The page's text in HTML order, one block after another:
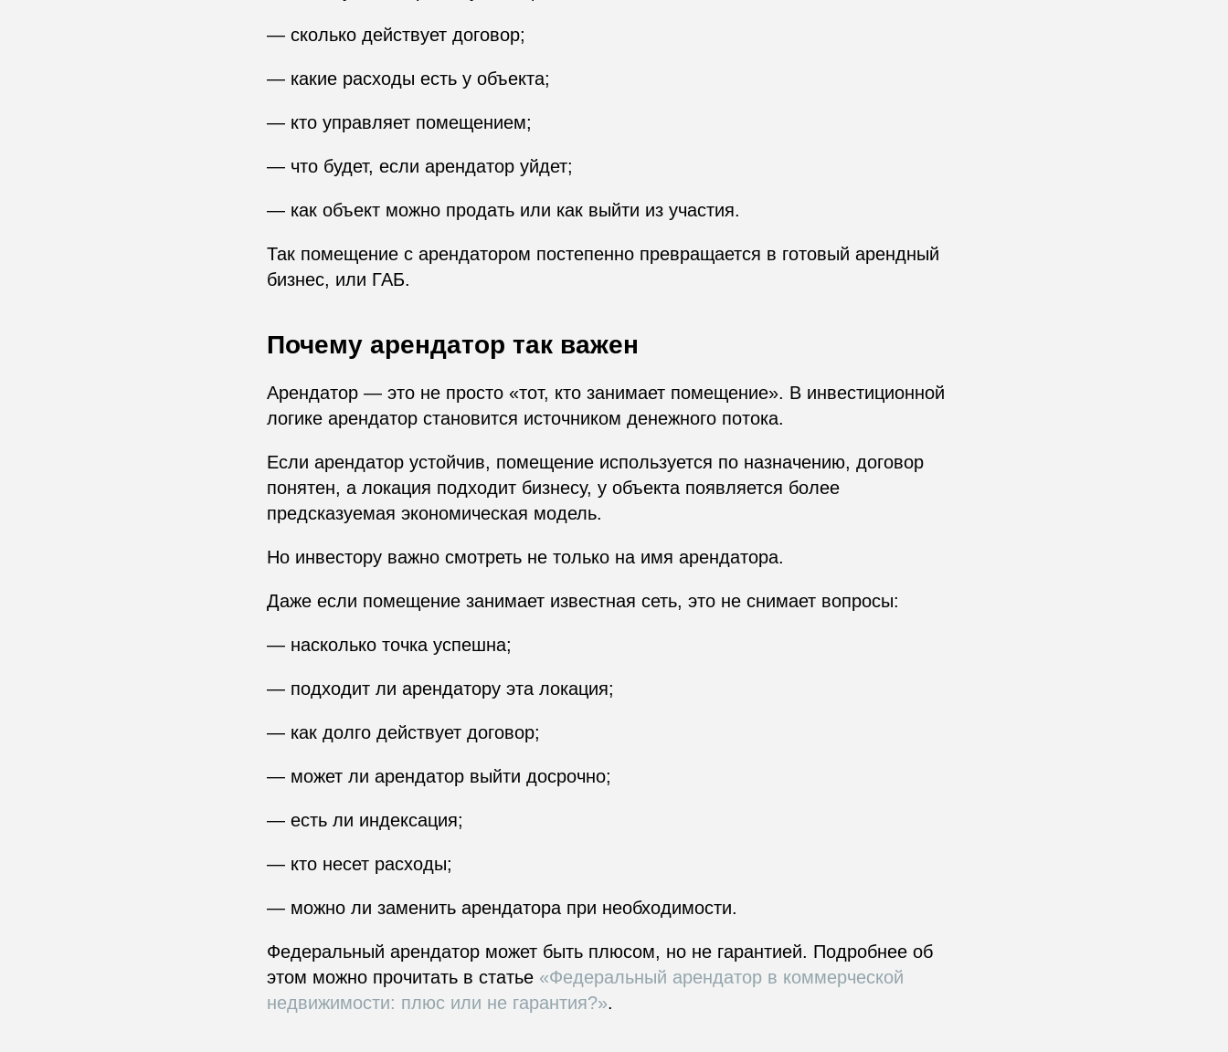
— сколько действует договор;
— какие расходы есть у объекта;
— кто управляет помещением;
— что будет, если арендатор уйдет;
— как объект можно продать или как выйти из участия.
Так помещение с арендатором постепенно превращается в готовый арендный
бизнес, или ГАБ.
Почему арендатор так важен
Арендатор — это не просто «тот, кто занимает помещение». В инвестиционной
логике арендатор становится источником денежного потока.
Если арендатор устойчив, помещение используется по назначению, договор
понятен, а локация подходит бизнесу, у объекта появляется более
предсказуемая экономическая модель.
Но инвестору важно смотреть не только на имя арендатора.
Даже если помещение занимает известная сеть, это не снимает вопросы:
— насколько точка успешна;
— подходит ли арендатору эта локация;
— как долго действует договор;
— может ли арендатор выйти досрочно;
— есть ли индексация;
— кто несет расходы;
— можно ли заменить арендатора при необходимости.
Федеральный арендатор может быть плюсом, но не гарантией. Подробнее об
этом можно прочитать в статье «Федеральный арендатор в коммерческой
недвижимости: плюс или не гарантия?».